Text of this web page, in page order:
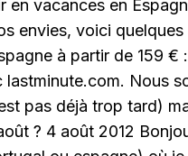
en vacances en
envies, voici
à partir de 159 €
lastminute.com. Nous
pas déjà trop tard)
? 4 août 2012